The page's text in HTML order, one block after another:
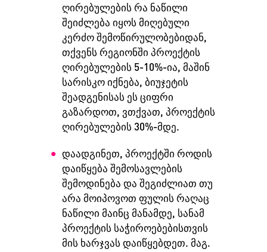
ღირებულების რა ნაწილი
შეიძლება იყოს მიღებული
კერძო შემოწირულობებიდან,
თქვენს რეგიონში პროექტის
ღირებულების 5-10%-ია, მაშინ
სარისკო იქნება, ბიუჯეტის
შეადგენისას ეს ციფრი
გაზარდოთ, ვთქვათ, პროექტის
ღირებულების 30%-მდე.
დაადგინეთ, პროექტში როდის
დაიწყება შემოსავლების
შემოდინება და შეგიძლიათ თუ
არა მოიპოვოთ ფულის რაღაც
ნაწილი მაინც მანამდე, სანამ
პროექტის საჭიროებებისთვის
მის ხარჯვას დაიწყებდეთ. მაგ.